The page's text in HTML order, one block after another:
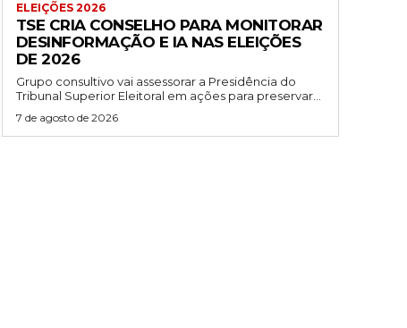
ELEIÇÕES 2026
TSE CRIA CONSELHO PARA MONITORAR
DESINFORMAÇÃO E IA NAS ELEIÇÕES
DE 2026
Grupo consultivo vai assessorar a Presidência do
Tribunal Superior Eleitoral em ações para preservar...
7 de agosto de 2026